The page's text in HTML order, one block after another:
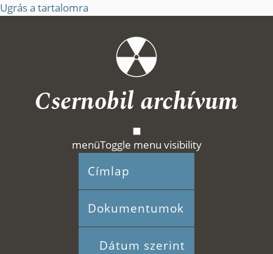
Ugrás a tartalomra
Csernobil archívum
menüToggle menu visibility
Címlap
Dokumentumok
Dátum szerint